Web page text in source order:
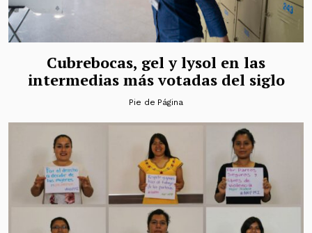
Cubrebocas, gel y lysol en las
intermedias más votadas del siglo
Pie de Página